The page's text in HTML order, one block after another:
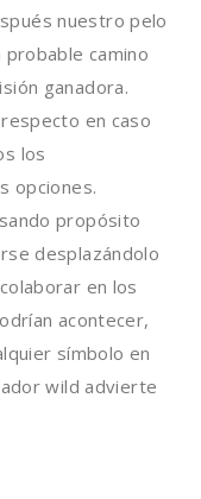
nuestro pelo
camino
ganadora.
en caso
los
opciones.
propósito
desplazándolo
en los
acontecer,
símbolo en
wild advierte